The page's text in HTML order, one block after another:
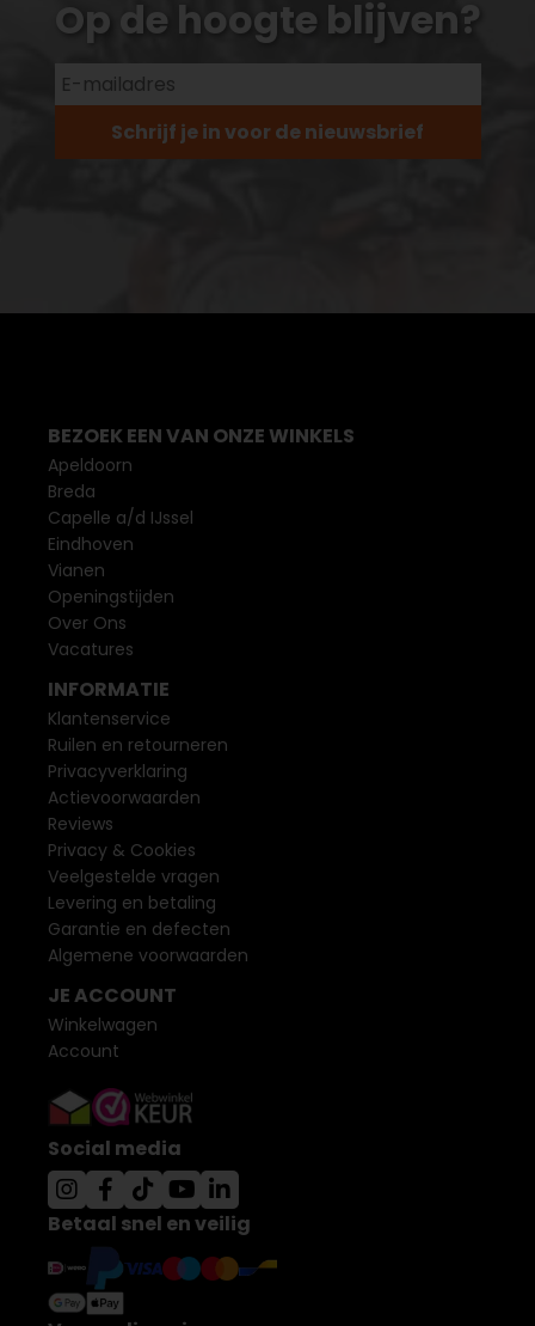
Op de hoogte blijven?
Schrijf je in voor de nieuwsbrief
BEZOEK EEN VAN ONZE WINKELS
Apeldoorn
Breda
Capelle a/d IJssel
Eindhoven
Vianen
Openingstijden
Over Ons
Vacatures
INFORMATIE
Klantenservice
Ruilen en retourneren
Privacyverklaring
Actievoorwaarden
Reviews
Privacy & Cookies
Veelgestelde vragen
Levering en betaling
Garantie en defecten
Algemene voorwaarden
JE ACCOUNT
Winkelwagen
Account
Social media
Betaal snel en veilig